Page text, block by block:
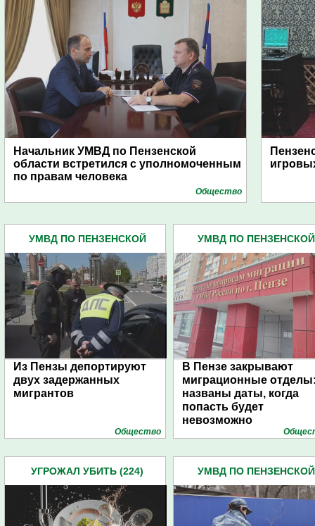
Начальник УМВД по Пензенской
области встретился с уполномоченным
по правам человека
Общество
УМВД ПО ПЕНЗЕНСКОЙ
Из Пензы депортируют
двух задержанных
мигрантов
Общество
УМВД ПО ПЕНЗЕНСКОЙ
В Пензе закрывают
миграционные
названы даты, когда
попасть будет
невозможно
УГРОЖАЛ УБИТЬ (224)
УМВД ПО ПЕНЗЕНСКОЙ